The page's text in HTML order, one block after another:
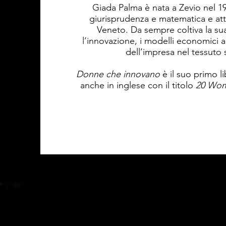
Giada Palma è nata a Zevio nel
giurisprudenza e matematica e
Veneto. Da sempre coltiva la
l’innovazione, i modelli economici
dell’impresa nel tessuto
Donne che innovano è il suo primo
anche in inglese con il titolo 20